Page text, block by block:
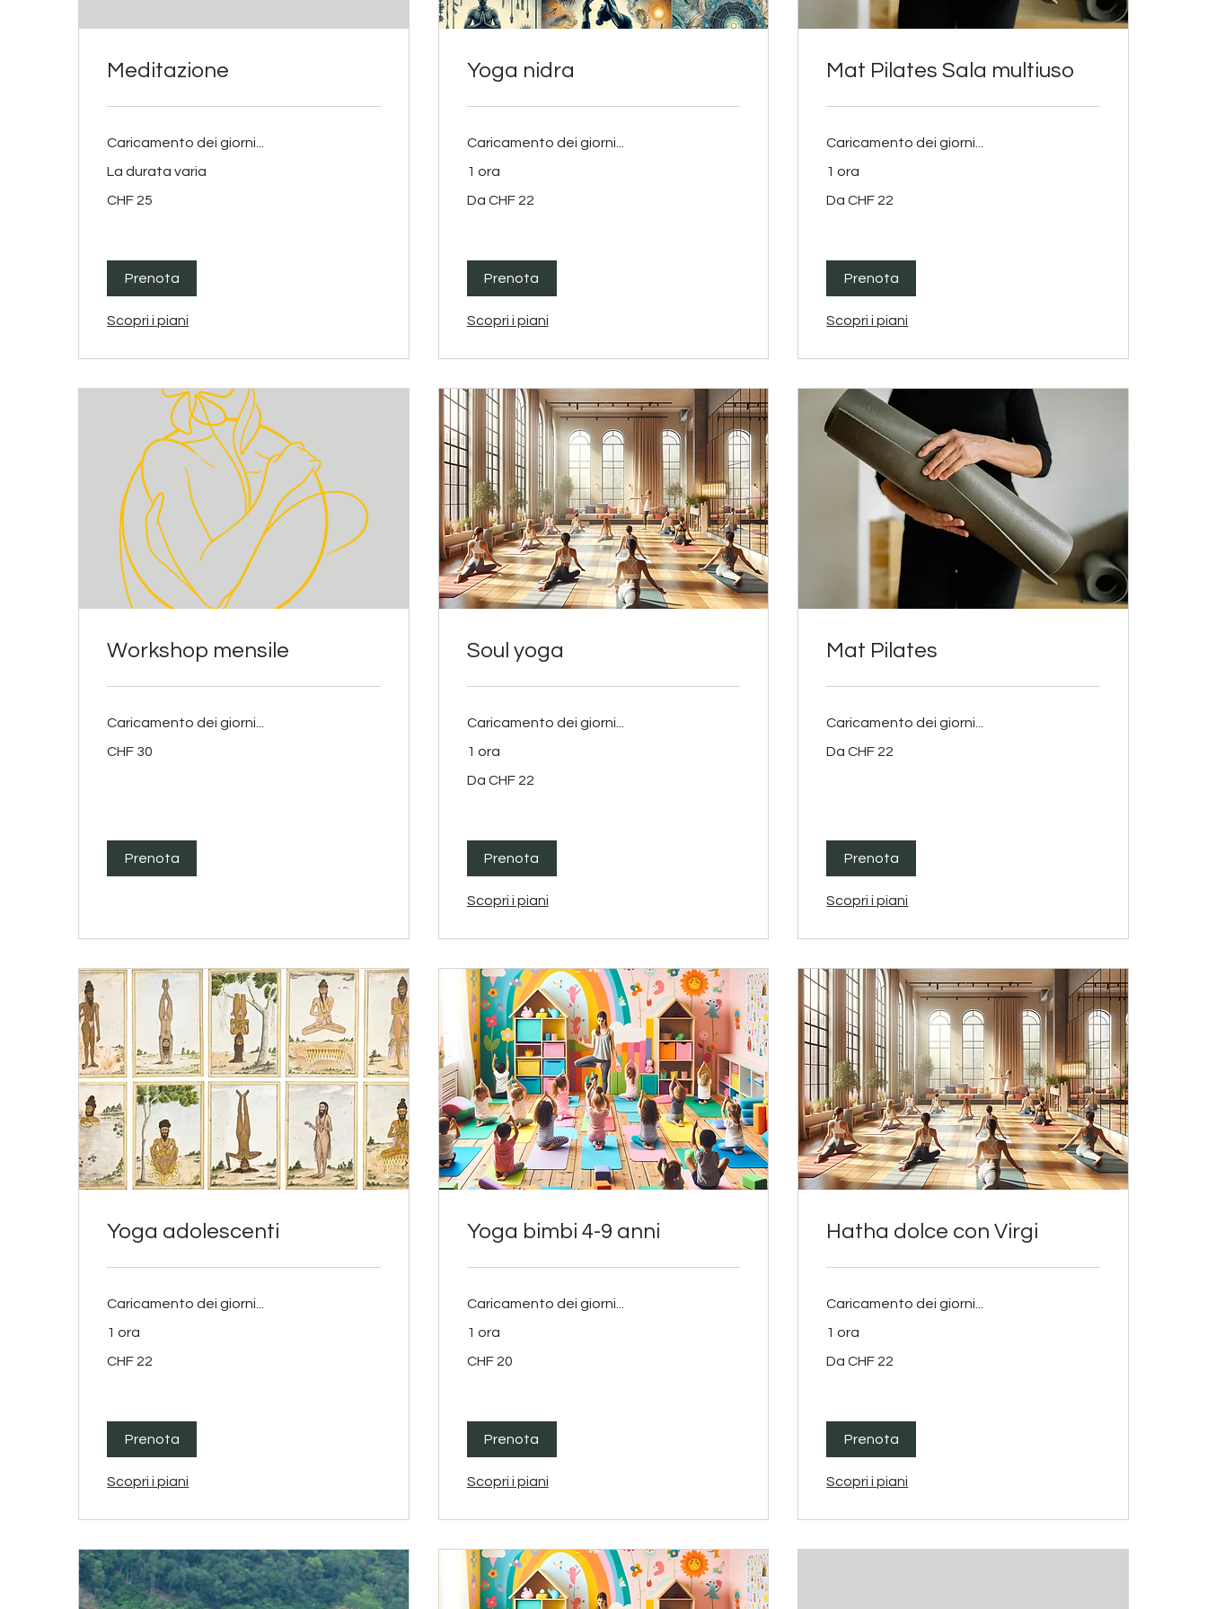
Meditazione
Caricamento dei giorni...
La durata varia
franchi
CHF 25
Prenota
Scopri i piani
Yoga nidra
Caricamento dei giorni...
1 ora
22
Da CHF 22
Prenota
Scopri i piani
Mat Pilates Sala multiuso
Caricamento dei giorni...
1 ora
22
Da CHF 22
Prenota
Scopri i piani
Workshop mensile
Caricamento dei giorni...
franchi
CHF 30
Prenota
Soul yoga
Caricamento dei giorni...
1 ora
22
Da CHF 22
Prenota
Scopri i piani
Mat Pilates
Caricamento dei giorni...
22
Da CHF 22
Prenota
Scopri i piani
Yoga adolescenti
Caricamento dei giorni...
1 ora
franchi
CHF 22
Prenota
Scopri i piani
Yoga bimbi 4-9 anni
Caricamento dei giorni...
1 ora
franchi
CHF 20
Prenota
Scopri i piani
Hatha dolce con Virgi
Caricamento dei giorni...
1 ora
22
Da CHF 22
Prenota
Scopri i piani